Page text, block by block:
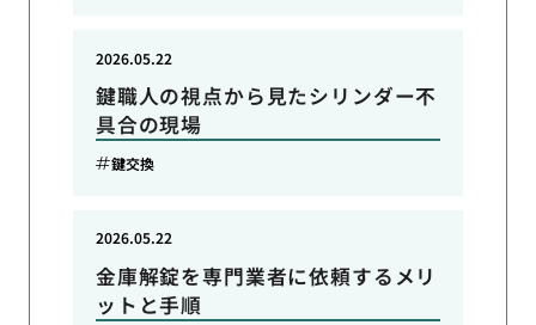
鍵職人の視点から見たシリンダー不
具合の現場
2026.05.22
鍵交換
金庫解錠を専門業者に依頼するメリ
ットと手順
2026.05.22